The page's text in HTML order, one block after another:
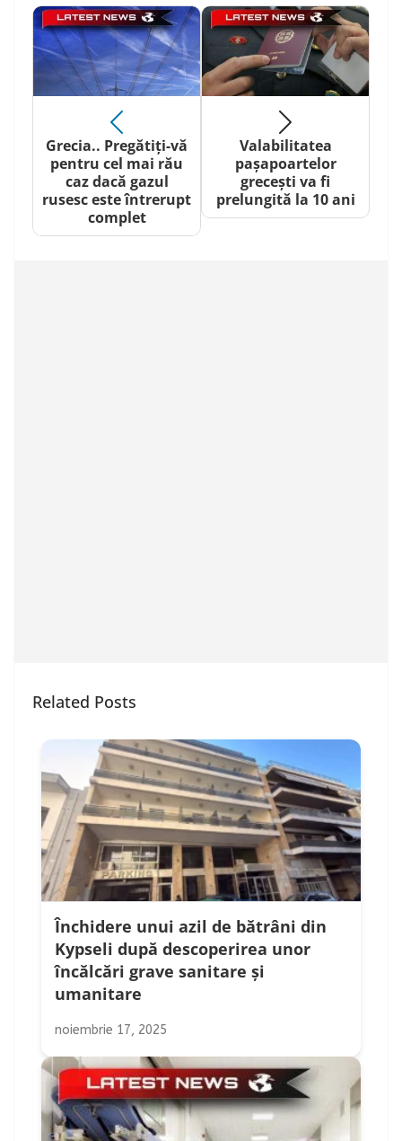
Grecia.. Pregătiți-vă
pentru cel mai rău
caz dacă gazul
rusesc este întrerupt
complet
Valabilitatea
pașapoartelor
grecești va fi
prelungită la 10 ani
Related Posts
Închidere unui azil de bătrâni din
Kypseli după descoperirea unor
încălcări grave sanitare și
umanitare
noiembrie 17, 2025